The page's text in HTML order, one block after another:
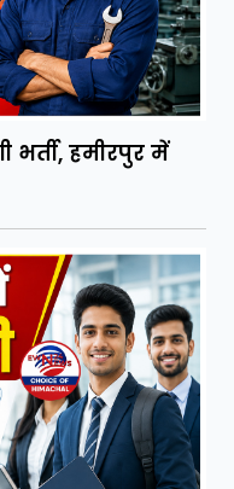
हमीरपुर में